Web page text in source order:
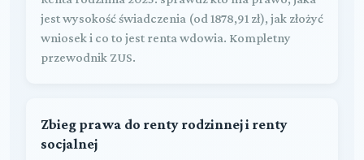
jest wysokość świadczenia (od 1878,91 zł), jak złożyć
wniosek i co to jest renta wdowia. Kompletny
przewodnik ZUS.
Zbieg prawa do renty rodzinnej i renty
socjalnej